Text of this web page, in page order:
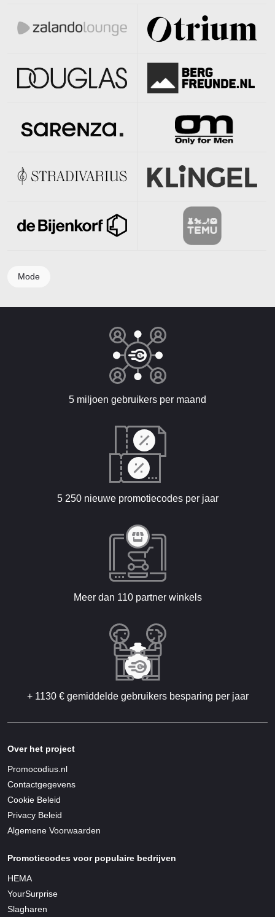
Mode
5 miljoen gebruikers per maand
5 250 nieuwe promotiecodes per jaar
Meer dan 110 partner winkels
+ 1130 € gemiddelde gebruikers besparing per jaar
Over het project
Promocodius.nl
Contactgegevens
Cookie Beleid
Privacy Beleid
Algemene Voorwaarden
Promotiecodes voor populaire bedrijven
HEMA
YourSurprise
Slagharen